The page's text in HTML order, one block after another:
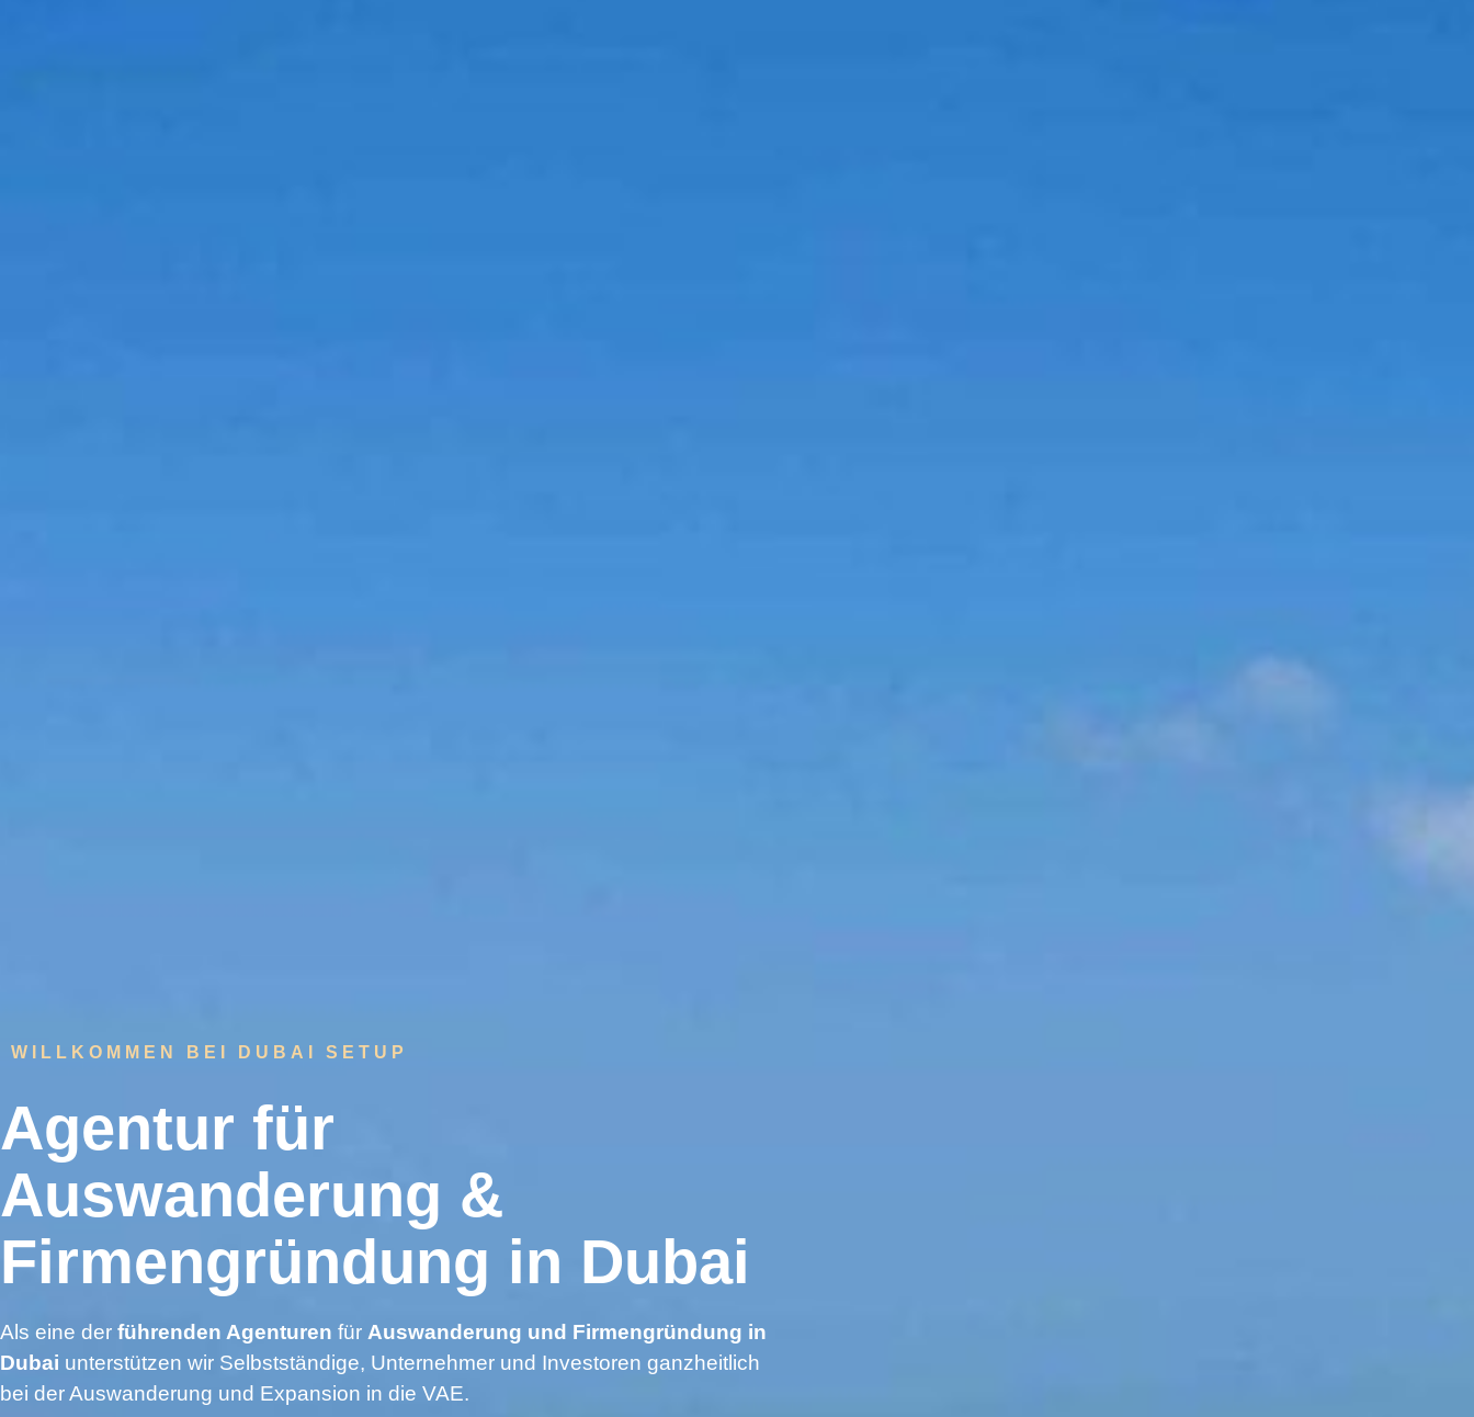
WILLKOMMEN BEI DUBAI SETUP
Agentur für
Auswanderung &
Firmengründung in Dubai
Als eine der führenden Agenturen für Auswanderung und Firmengründung in
Dubai unterstützen wir Selbstständige, Unternehmer und Investoren ganzheitlich
bei der Auswanderung und Expansion in die VAE.